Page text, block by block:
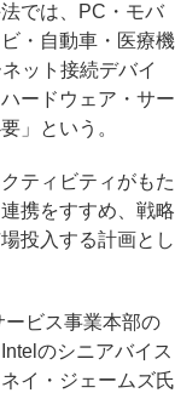
では、PC・モバ
・自動車・医療機
ット接続デバイ
ードウェア・サー
」という。
ティビティがもた
携をすすめ、戦略
投入する計画とし
ビス事業本部の
のシニアバイス
イ・ジェームズ氏